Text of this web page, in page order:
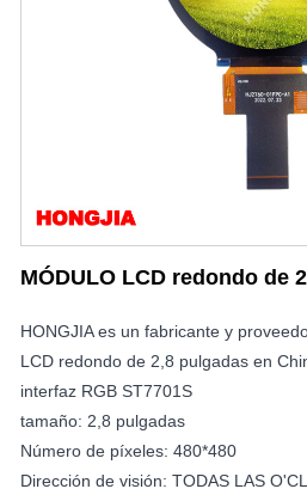
MÓDULO LCD redondo de
HONGJIA es un fabricante y
LCD redondo de 2,8 pulgadas en
interfaz RGB ST7701S
tamaño: 2,8 pulgadas
Número de píxeles: 480*480
Dirección de visión: TODAS LAS